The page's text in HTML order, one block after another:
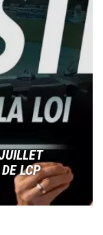
LCP